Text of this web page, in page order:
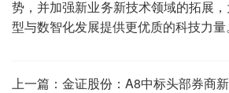
势，并加强新业务新技术领域的拓展
型与数智化发展提供更优质的科技力量
上一篇： 金证股份：A8中标头部券商